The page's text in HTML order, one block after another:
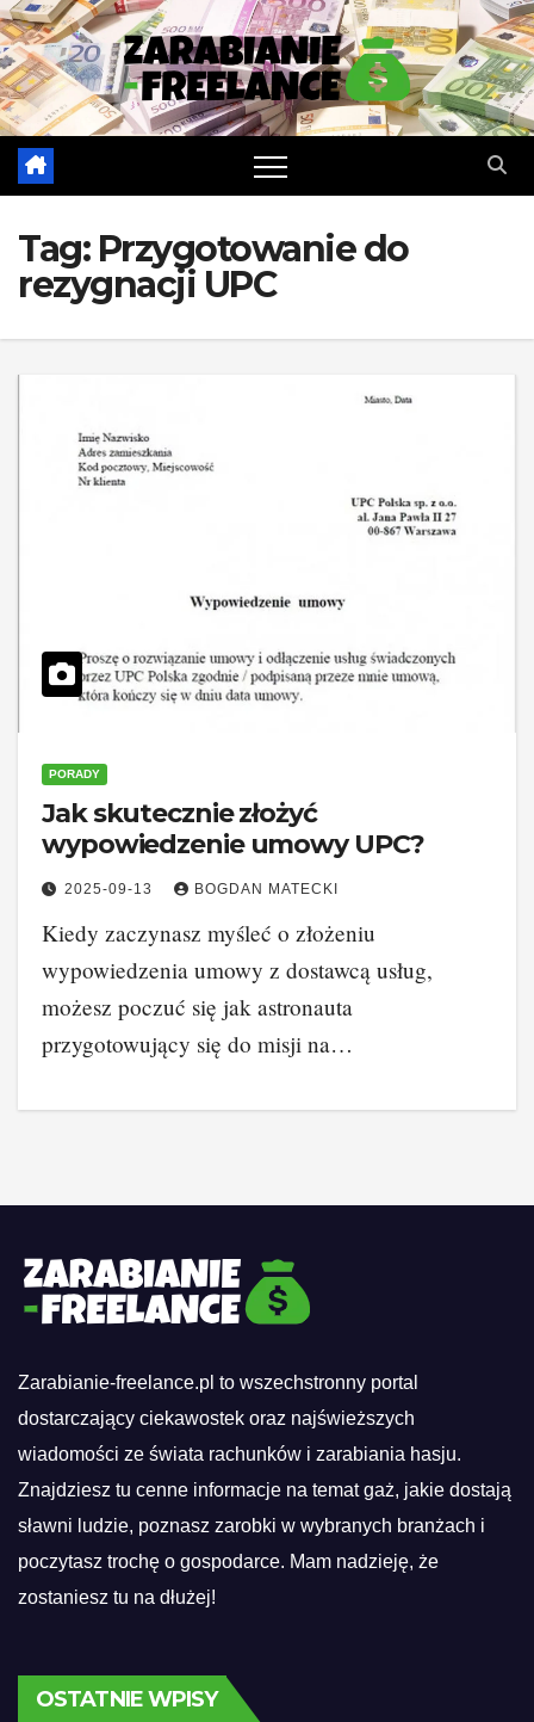
Skip
to
content
Tag: Przygotowanie do
rezygnacji UPC
PORADY
Jak skutecznie złożyć
wypowiedzenie umowy UPC?
2025-09-13 BOGDAN MATECKI
Kiedy zaczynasz myśleć o złożeniu
wypowiedzenia umowy z dostawcą usług,
możesz poczuć się jak astronauta
przygotowujący się do misji na…
Zarabianie-freelance.pl to wszechstronny portal
dostarczający ciekawostek oraz najświeższych
wiadomości ze świata rachunków i zarabiania hasju.
Znajdziesz tu cenne informacje na temat gaż, jakie dostają
sławni ludzie, poznasz zarobki w wybranych branżach i
poczytasz trochę o gospodarce. Mam nadzieję, że
zostaniesz tu na dłużej!
OSTATNIE WPISY